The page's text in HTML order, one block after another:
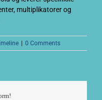
multiplikatorer og
0 Comments